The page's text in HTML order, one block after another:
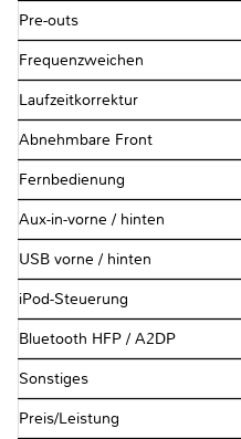
Pre-outs
Frequenzweichen
Laufzeitkorrektur
Abnehmbare Front
Fernbedienung
Aux-in-vorne / hinten
USB vorne / hinten
iPod-Steuerung
Bluetooth HFP / A2DP
Sonstiges
Preis/Leistung